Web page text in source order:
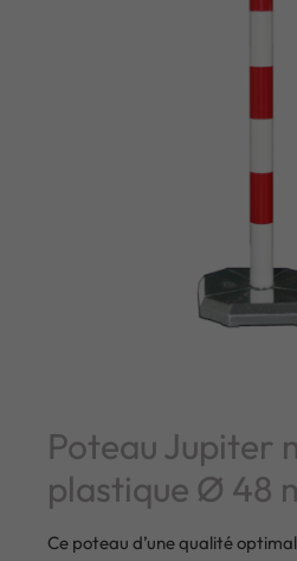
Poteau Jupiter
plastique Ø 48
Ce poteau d’une qualité